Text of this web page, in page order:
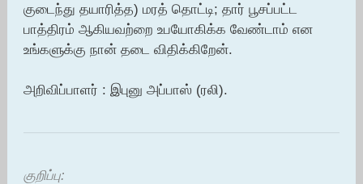
குடைந்து தயாரித்த) மரத் தொட்டி; தார் பூசப்பட்ட
பாத்திரம் ஆகியவற்றை உபயோகிக்க வேண்டாம் என
உங்களுக்கு நான் தடை விதிக்கிறேன்.
அறிவிப்பாளர் : இபுனு அப்பாஸ் (ரலி).
குறிப்பு: